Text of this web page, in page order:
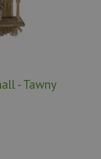
- Tawny